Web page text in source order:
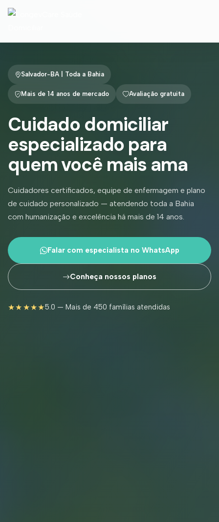
Salvador-BA | Toda a Bahia
Mais de 14 anos de mercado Avaliação gratuita
Cuidado domiciliar
especializado para
quem você mais ama
Cuidadores certificados, equipe de enfermagem e plano
de cuidado personalizado — atendendo toda a Bahia
com humanização e excelência há mais de 14 anos.
Falar com especialista no WhatsApp
Conheça nossos planos
★★★★★5.0 — Mais de 450 famílias atendidas